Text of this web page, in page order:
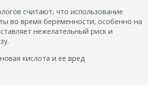
считают, что использование
во время беременности, особенно на
нежелательный риск и